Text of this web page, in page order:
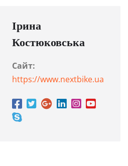
Ірина
Костюковська
Сайт:
https://www.nextbike.ua